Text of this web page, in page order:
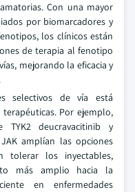
Con una mayor
por biomarcadores y
los clínicos están
de terapia al fenotipo
mejorando la eficacia y
selectivos de vía está
Por ejemplo,
deucravacitinib y
amplían las opciones
tolerar los inyectables,
más amplio hacia la
en enfermedades